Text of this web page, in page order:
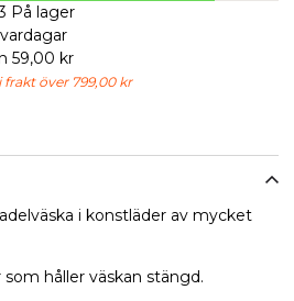
i konstläder av mycket
håller väskan stängd.
På lager
59,00 kr
frakt över 799,00 kr